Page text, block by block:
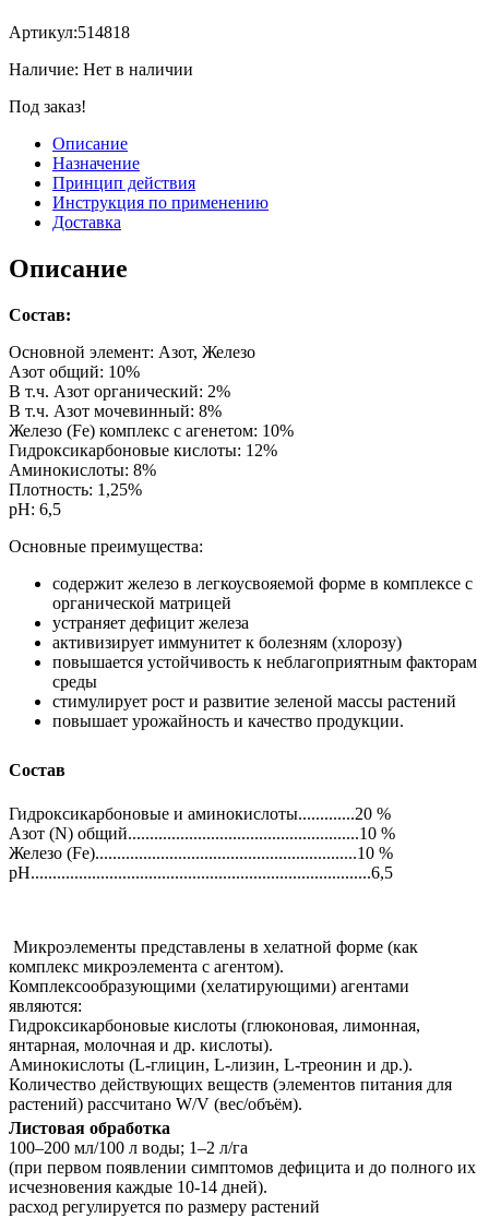
Артикул:514818
Наличие: Нет в наличии
Под заказ!
Описание
Назначение
Принцип действия
Инструкция по применению
Доставка
Описание
Состав:
Основной элемент: Азот, Железо
Азот общий: 10%
В т.ч. Азот органический: 2%
В т.ч. Азот мочевинный: 8%
Железо (Fe) комплекс с агенетом: 10%
Гидроксикарбоновые кислоты: 12%
Аминокислоты: 8%
Плотность: 1,25%
pH: 6,5
Основные преимущества:
содержит железо в легкоусвояемой форме в комплексе с
органической матрицей
устраняет дефицит железа
активизирует иммунитет к болезням (хлорозу)
повышается устойчивость к неблагоприятным факторам
среды
стимулирует рост и развитие зеленой массы растений
повышает урожайность и качество продукции.
Состав
Гидроксикарбоновые и аминокислоты.............20 %
Азот (N) общий.....................................................10 %
Железо (Fe)............................................................10 %
pH..............................................................................6,5
Микроэлементы представлены в хелатной форме (как
комплекс микроэлемента с агентом).
Комплексообразующими (хелатирующими) агентами
являются:
Гидроксикарбоновые кислоты (глюконовая, лимонная,
янтарная, молочная и др. кислоты).
Аминокислоты (L-глицин, L-лизин, L-треонин и др.).
Количество действующих веществ (элементов питания для
растений) рассчитано W/V (вес/объём).
Листовая обработка
100‒200 мл/100 л воды; 1‒2 л/га
(при первом появлении симптомов дефицита и до полного их
исчезновения каждые 10-14 дней).
расход регулируется по размеру растений